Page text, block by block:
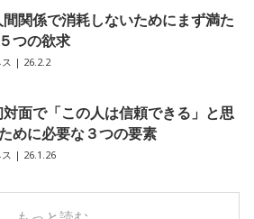
間関係で消耗しないためにまず満た
つの欲求
| 26.2.2
対面で「この人は信頼できる」と思
めに必要な３つの要素
| 26.1.26